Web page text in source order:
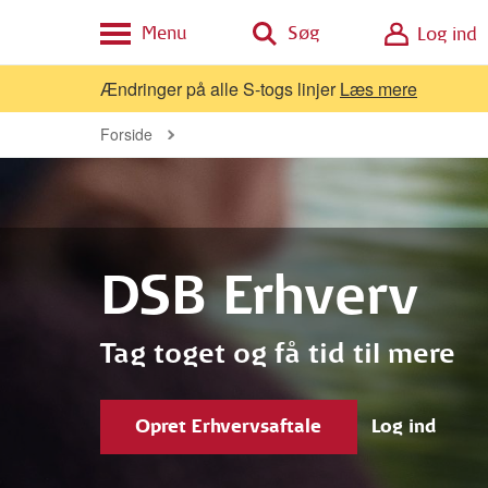
Menu Søg Log ind
Ændringer på alle S-togs linjerLæs mere
Forside
DSB Erhverv
Tag toget og få tid til mere
Opret Erhvervsaftale Log ind